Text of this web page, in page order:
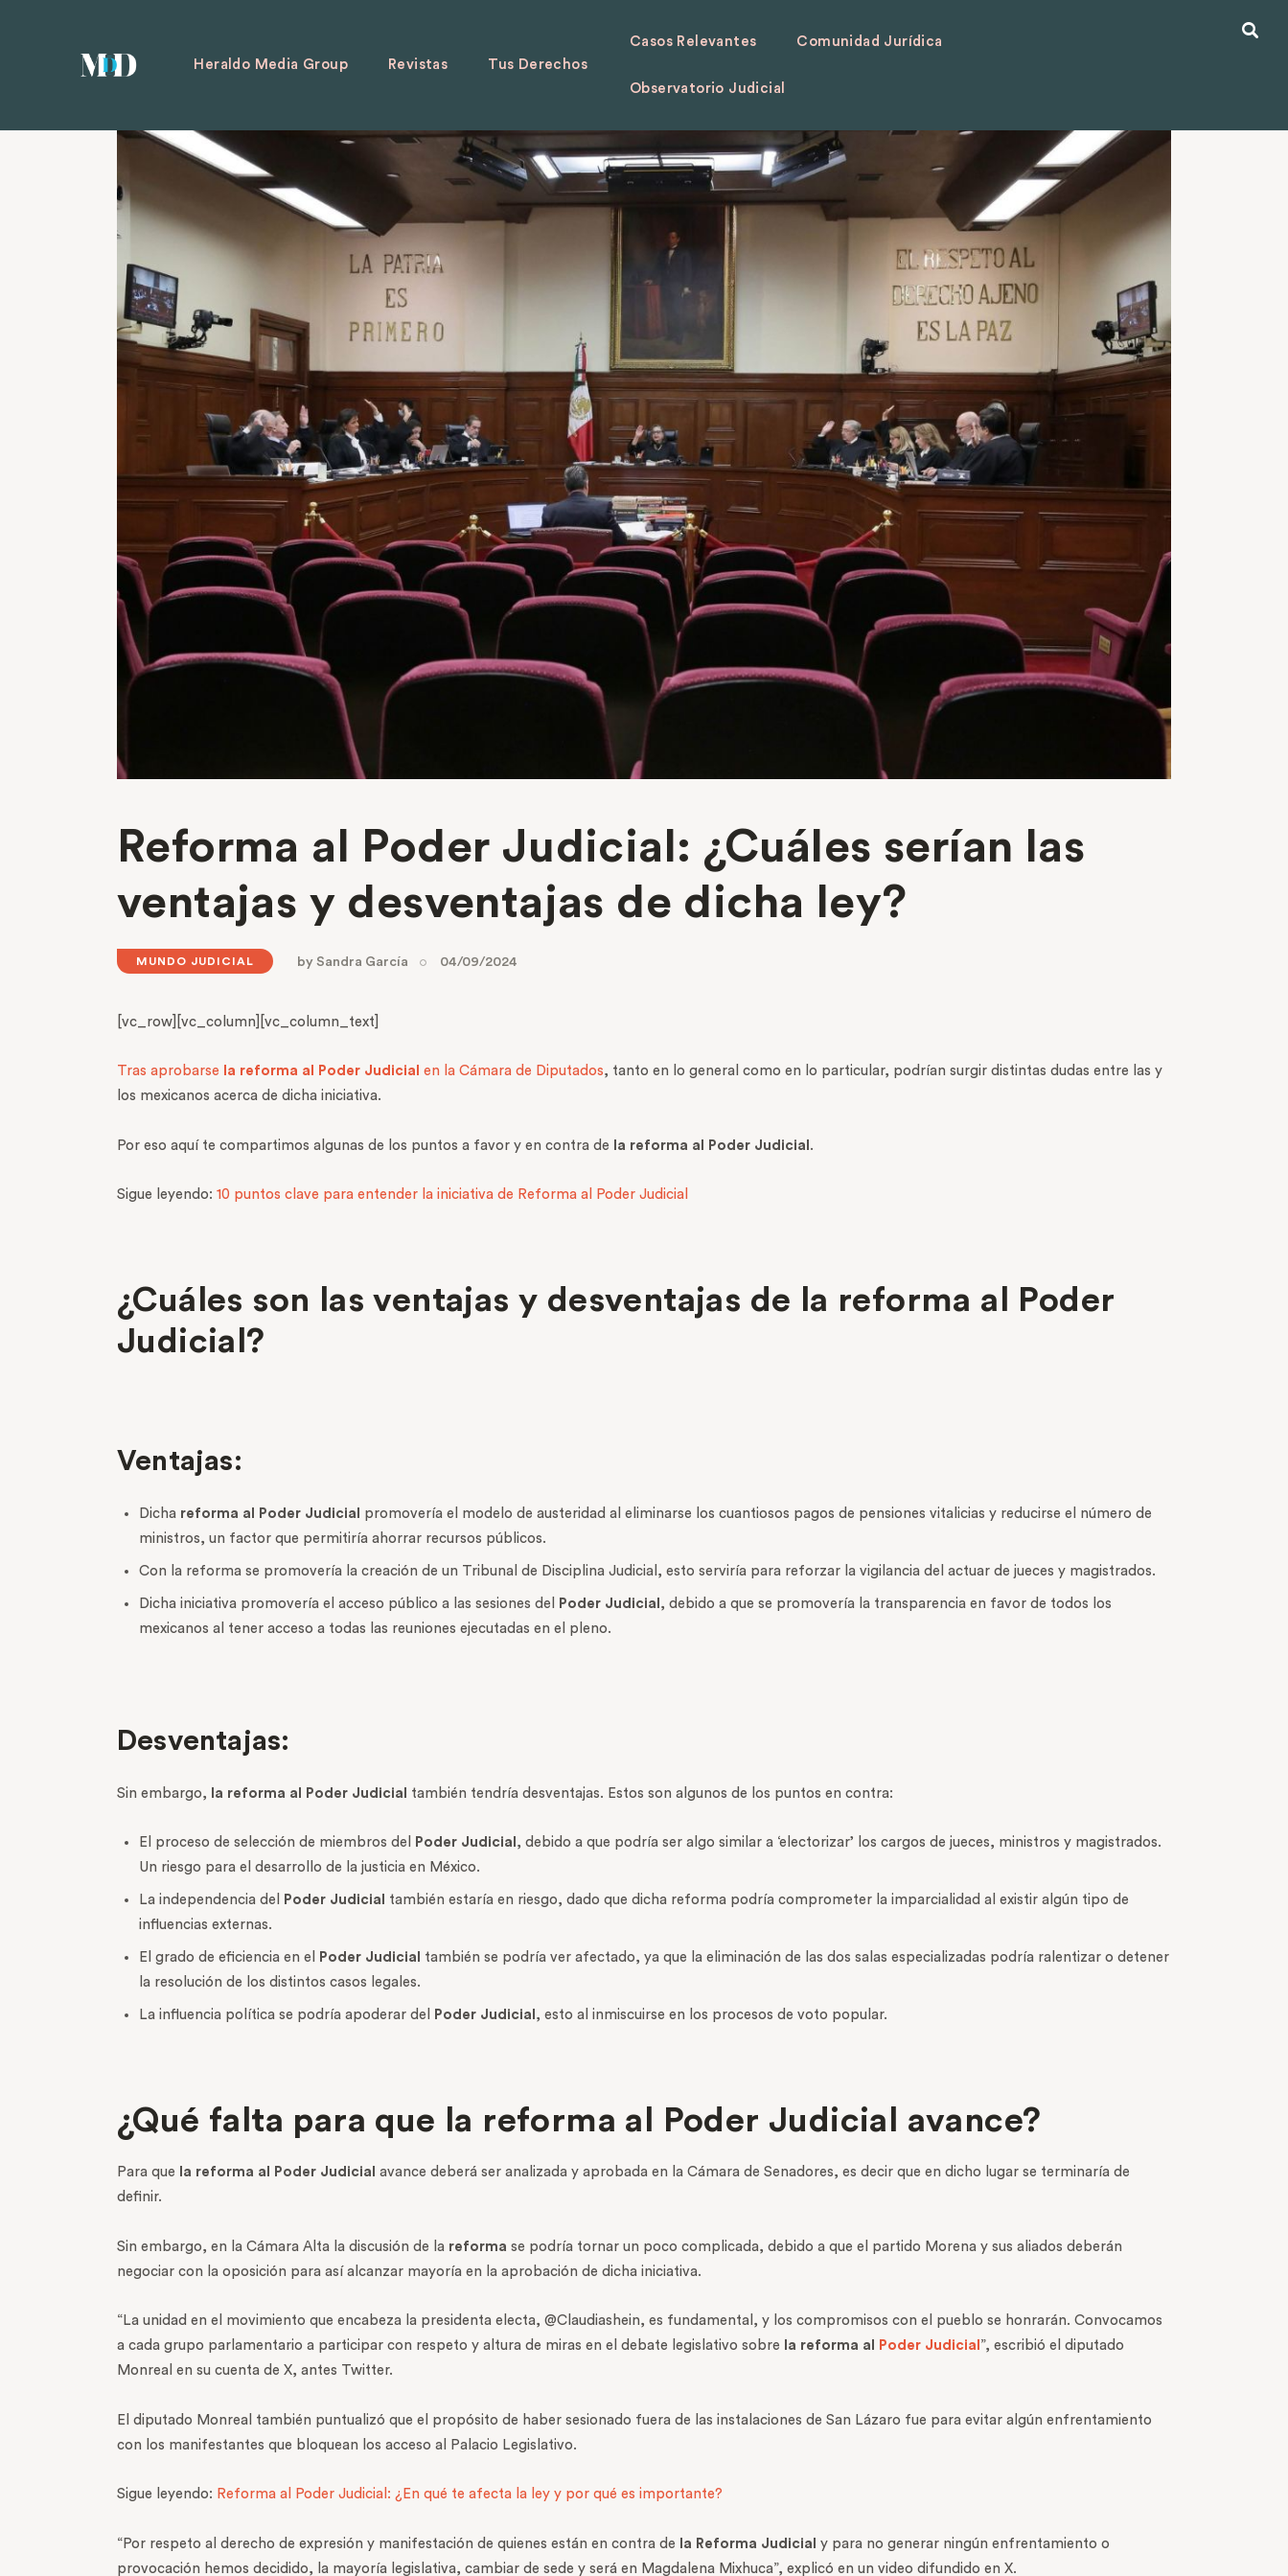
Heraldo Media Group Revistas Tus Derechos
Casos Relevantes Comunidad Jurídica
Observatorio Judicial
Reforma al Poder Judicial: ¿Cuáles serían las
ventajas y desventajas de dicha ley?
MUNDO JUDICIAL bySandra García 04/09/2024
[vc_row][vc_column][vc_column_text]
Tras aprobarse la reforma al Poder Judicial en la Cámara de Diputados, tanto en lo general como en lo particular, podrían surgir distintas dudas entre las y
los mexicanos acerca de dicha iniciativa.
Por eso aquí te compartimos algunas de los puntos a favor y en contra de la reforma al Poder Judicial .
Sigue leyendo: 10 puntos clave para entender la iniciativa de Reforma al Poder Judicial
¿Cuáles son las ventajas y desventajas de la reforma al Poder
Judicial?
Ventajas:
Dicha reforma al Poder Judicial
promovería el modelo de austeridad al eliminarse los cuantiosos pagos de pensiones vitalicias y reducirse el número de
ministros, un factor que permitiría ahorrar recursos públicos.
Con la reforma se promovería la creación de un Tribunal de Disciplina Judicial, esto serviría para reforzar la vigilancia del actuar de jueces y magistrados.
Dicha iniciativa promovería el acceso público a las sesiones del Poder Judicial , debido a que se promovería la transparencia en favor de todos los
mexicanos al tener acceso a todas las reuniones ejecutadas en el pleno.
Desventajas:
Sin embargo, la reforma al Poder Judicial también tendría desventajas. Estos son algunos de los puntos en contra:
El proceso de selección de miembros del Poder Judicial , debido a que podría ser algo similar a ‘electorizar’ los cargos de jueces, ministros y magistrados.
Un riesgo para el desarrollo de la justicia en México.
La independencia del Poder Judicial
también estaría en riesgo, dado que dicha reforma podría comprometer la imparcialidad al existir algún tipo de
influencias externas.
El grado de eficiencia en el Poder Judicial
también se podría ver afectado, ya que la eliminación de las dos salas especializadas podría ralentizar o detener
la resolución de los distintos casos legales.
La influencia política se podría apoderar del Poder Judicial , esto al inmiscuirse en los procesos de voto popular.
¿Qué falta para que la reforma al Poder Judicial avance?
Para que la reforma al Poder Judicial avance deberá ser analizada y aprobada en la Cámara de Senadores, es decir que en dicho lugar se terminaría de
definir.
Sin embargo, en la Cámara Alta la discusión de la reforma se podría tornar un poco complicada, debido a que el partido Morena y sus aliados deberán
negociar con la oposición para así alcanzar mayoría en la aprobación de dicha iniciativa.
“La unidad en el movimiento que encabeza la presidenta electa, @Claudiashein, es fundamental, y los compromisos con el pueblo se honrarán. Convocamos
a cada grupo parlamentario a participar con respeto y altura de miras en el debate legislativo sobre
la reforma al Poder Judicial ”, escribió el diputado
Monreal en su cuenta de X, antes Twitter.
El diputado Monreal también puntualizó que el propósito de haber sesionado fuera de las instalaciones de San Lázaro fue para evitar algún enfrentamiento
con los manifestantes que bloquean los acceso al Palacio Legislativo.
Sigue leyendo: Reforma al Poder Judicial: ¿En qué te afecta la ley y por qué es importante?
“Por respeto al derecho de expresión y manifestación de quienes están en contra de la Reforma Judicial y para no generar ningún enfrentamiento o
provocación hemos decidido, la mayoría legislativa, cambiar de sede y será en Magdalena Mixhuca”, explicó en un video difundido en X.